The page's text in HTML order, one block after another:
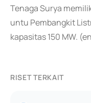
Tenaga Surya
untu Pembangkit
kapasitas 150 MW.
RISET TERKAIT